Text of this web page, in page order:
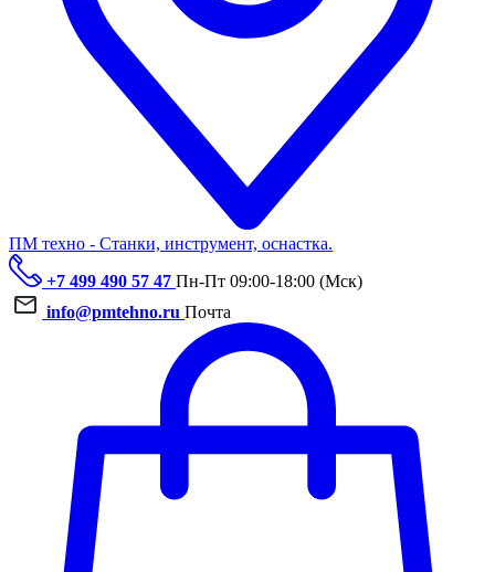
ПМ техно - Станки, инструмент, оснастка.
+7 499 490 57 47 Пн-Пт 09:00-18:00 (Мск)
info@pmtehno.ru Почта